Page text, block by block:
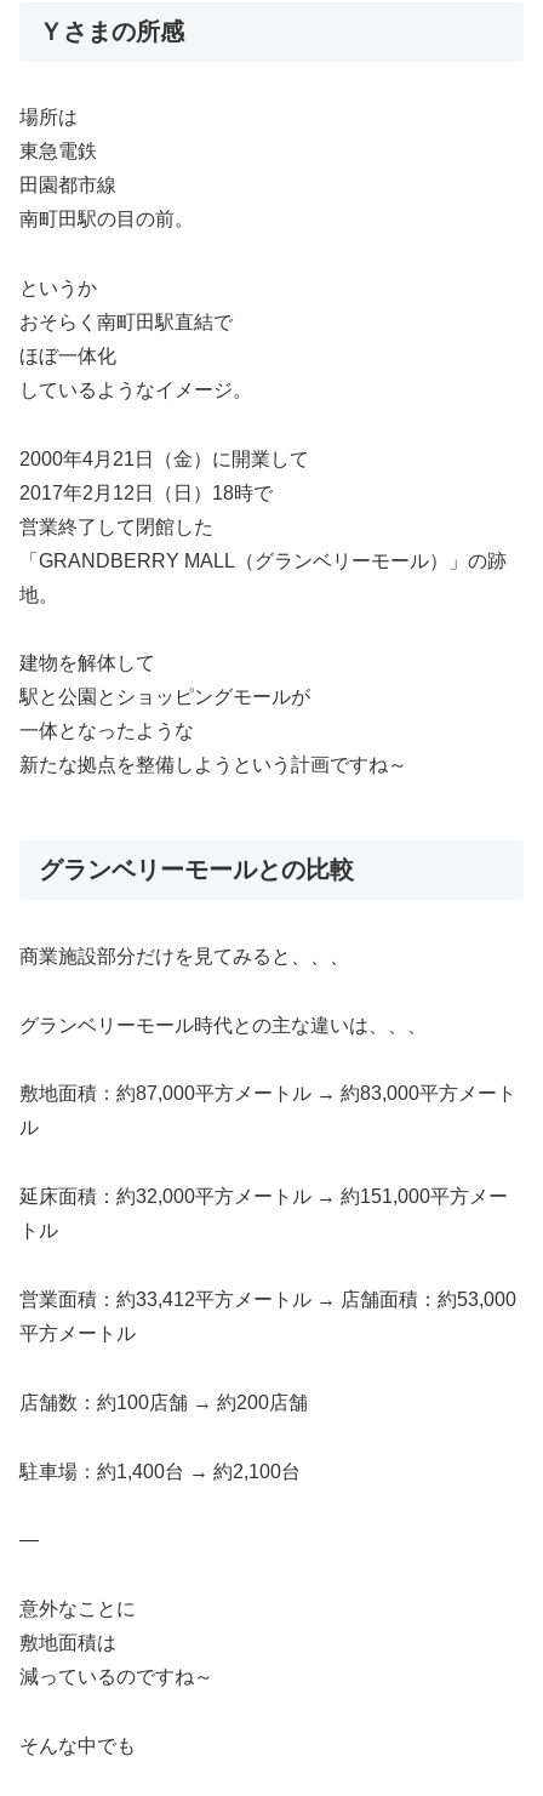
Ｙさまの所感
場所は
東急電鉄
田園都市線
南町田駅の目の前。
というか
おそらく南町田駅直結で
ほぼ一体化
しているようなイメージ。
2000年4月21日（金）に開業して
2017年2月12日（日）18時で
営業終了して閉館した
「GRANDBERRY MALL（グランベリーモール）」の跡
地。
建物を解体して
駅と公園とショッピングモールが
一体となったような
新たな拠点を整備しようという計画ですね～
グランベリーモールとの比較
商業施設部分だけを見てみると、、、
グランベリーモール時代との主な違いは、、、
敷地面積：約87,000平方メートル → 約83,000平方メート
ル
延床面積：約32,000平方メートル → 約151,000平方メー
トル
営業面積：約33,412平方メートル → 店舗面積：約53,000
平方メートル
店舗数：約100店舗 → 約200店舗
駐車場：約1,400台 → 約2,100台
—
意外なことに
敷地面積は
減っているのですね～
そんな中でも